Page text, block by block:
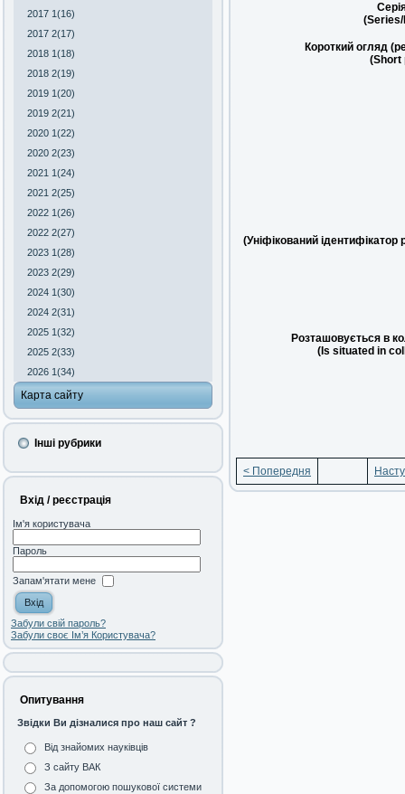
2017 1(16)
2017 2(17)
2018 1(18)
2018 2(19)
2019 1(20)
2019 2(21)
2020 1(22)
2020 2(23)
2021 1(24)
2021 2(25)
2022 1(26)
2022 2(27)
2023 1(28)
2023 2(29)
2024 1(30)
2024 2(31)
2025 1(32)
2025 2(33)
2026 1(34)
Карта сайту
Інші рубрики
Вхід / реєстрація
Ім'я користувача
Пароль
Запам'ятати мене
Забули свій пароль?
Забули своє Ім’я Користувача?
Опитування
Звідки Ви дізналися про наш сайт ?
Від знайомих науківців
З сайту ВАК
За допомогою пошукової системи
Короткий огляд
(Short
(Уніфікований ідентифікатор
Розташовується в
(Is situated in
< Попередня